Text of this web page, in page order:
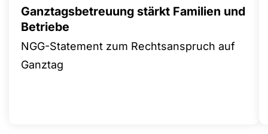
Ganztagsbetreuung stärkt Familien und
Betriebe
NGG-Statement zum Rechtsanspruch auf
Ganztag